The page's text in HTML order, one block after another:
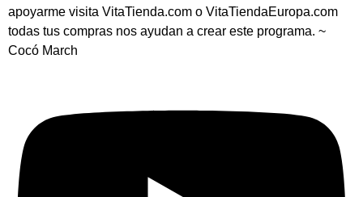
apoyarme visita VitaTienda.com o VitaTiendaEuropa.com
todas tus compras nos ayudan a crear este programa. ~
Cocó March